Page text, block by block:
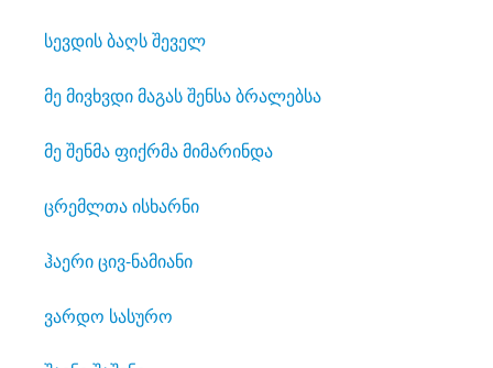
სევდის ბაღს შეველ
მე მივხვდი მაგას შენსა ბრალებსა
მე შენმა ფიქრმა მიმარინდა
ცრემლთა ისხარნი
ჰაერი ცივ-ნამიანი
ვარდო სასურო